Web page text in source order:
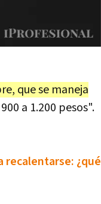
que se maneja
a 1.200 pesos".
recalentarse: ¿qué